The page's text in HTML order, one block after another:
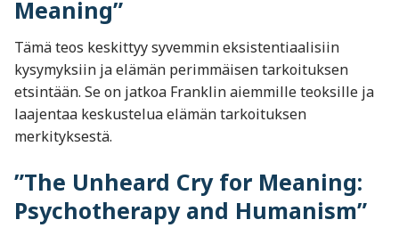
Meaning”
Tämä teos keskittyy syvemmin eksistentiaalisiin
kysymyksiin ja elämän perimmäisen tarkoituksen
etsintään. Se on jatkoa Franklin aiemmille teoksille ja
laajentaa keskustelua elämän tarkoituksen
merkityksestä.
”The Unheard Cry for Meaning:
Psychotherapy and Humanism”